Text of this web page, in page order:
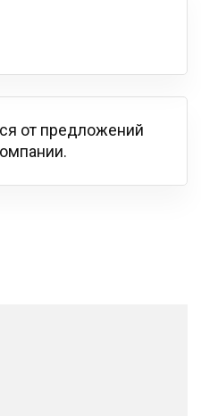
от предложений